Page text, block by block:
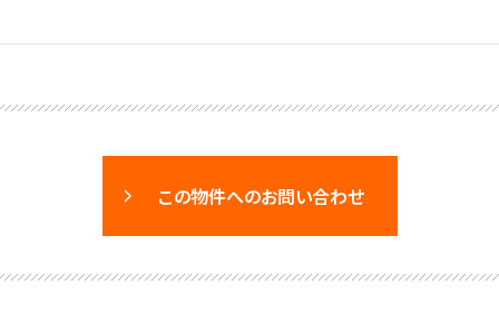
この物件へのお問い合わせ